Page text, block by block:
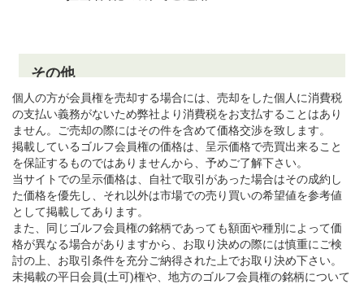
個人の方が会員権を売却する場合には、売却をした個人に消費税
の支払い義務がないため弊社より消費税をお支払することはあり
ません。ご売却の際にはその件を含めて価格交渉を致します。
掲載しているゴルフ会員権の価格は、呈示価格で売買出来ること
を保証するものではありませんから、予めご了解下さい。
当サイトでの呈示価格は、自社で取引があった場合はその成約し
た価格を優先し、それ以外は市場での売り買いの希望値を参考値
として掲載してあります。
また、同じゴルフ会員権の銘柄であっても額面や種別によって価
格が異なる場合がありますから、お取り決めの際には慎重にご検
討の上、お取引条件を充分ご納得された上でお取り決め下さい。
未掲載の平日会員(土可)権や、地方のゴルフ会員権の銘柄について